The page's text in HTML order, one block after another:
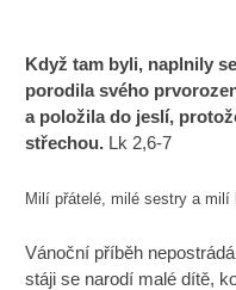
Když tam byli, naplnily
porodila svého
a položila do jeslí,
střechou. Lk 2,6-7
Milí přátelé, milé sestry a milí
Vánoční příběh
stáji se narodí malé dítě,